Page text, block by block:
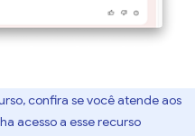
confira se você atende aos
acesso a esse recurso